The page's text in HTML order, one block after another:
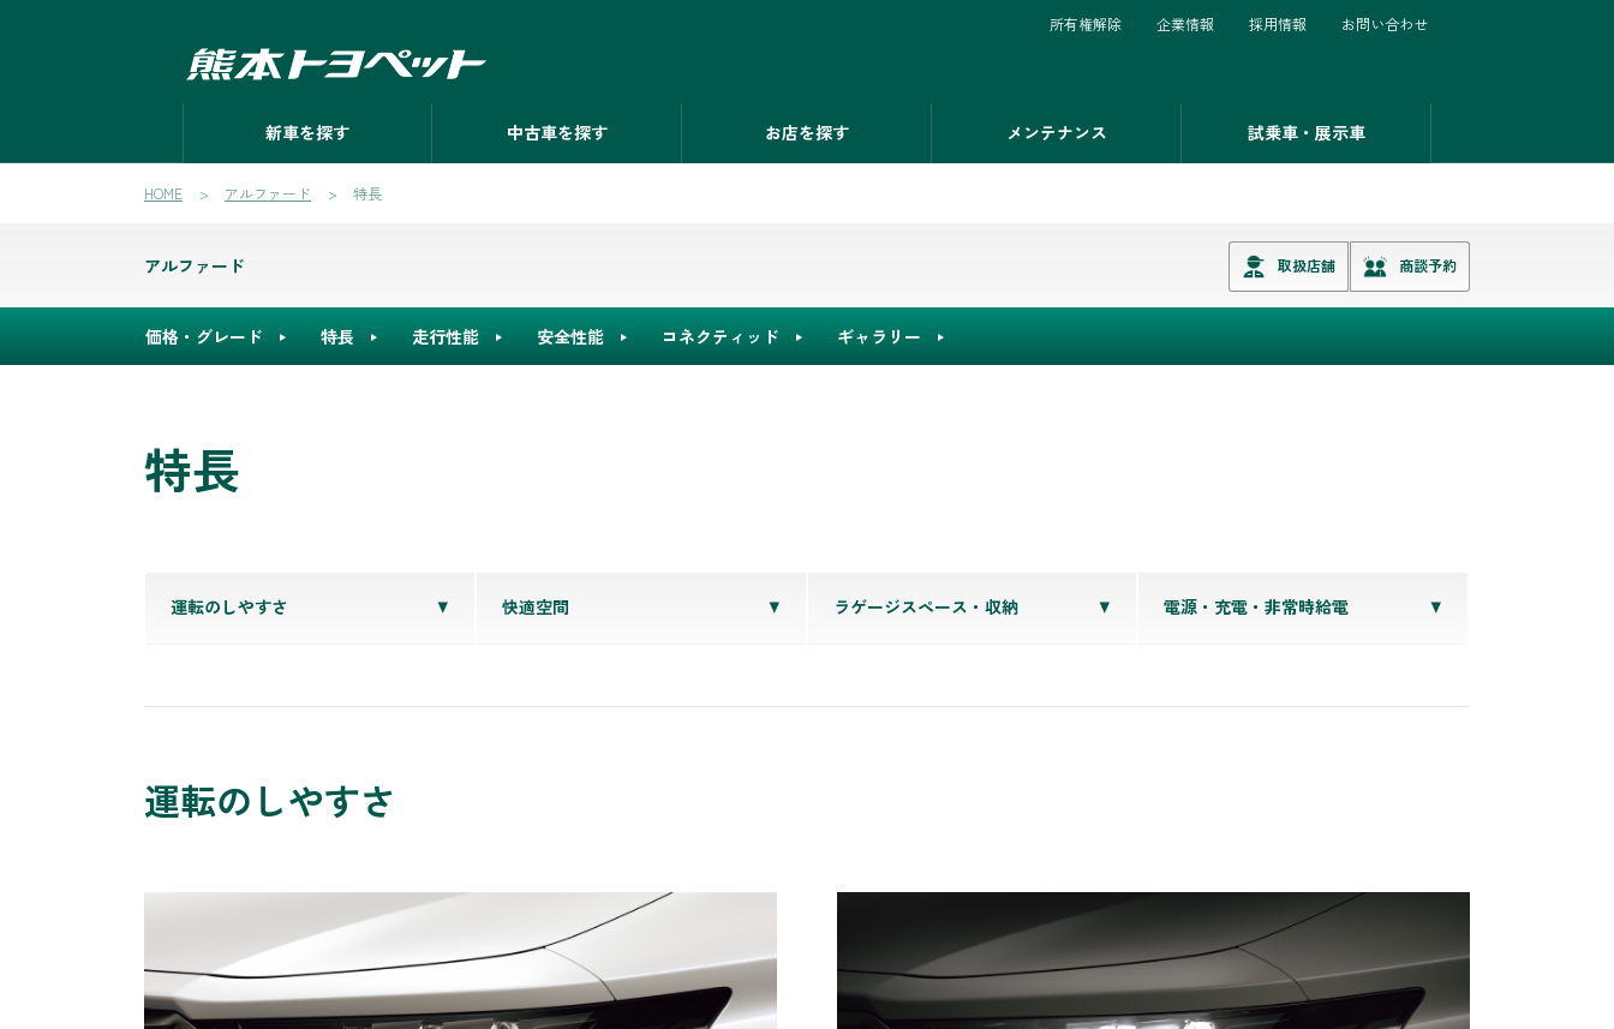
新車を探す 中古車を探す お店を探す メンテナンス 試乗車・展示車
所有権解除 企業情報 採用情報 お問い合わせ
HOME アルファード 特長
アルファード 取扱店舗 商談予約
価格・グレード 特長 走行性能 安全性能 コネクティッド ギャラリー
特長
運転のしやすさ 快適空間 ラゲージスペース・収納 電源・充電・非常時給電
運転のしやすさ